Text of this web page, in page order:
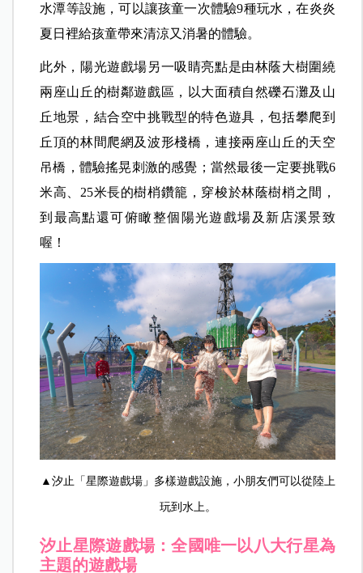
水潭等設施，可以讓孩童一次體驗9種玩水，在炎炎
夏日裡給孩童帶來清涼又消暑的體驗。
此外，陽光遊戲場另一吸睛亮點是由林蔭大樹圍繞
兩座山丘的樹鄰遊戲區，以大面積自然礫石灘及山
丘地景，結合空中挑戰型的特色遊具，包括攀爬到
丘頂的林間爬網及波形棧橋，連接兩座山丘的天空
吊橋，體驗搖晃刺激的感覺；當然最後一定要挑戰6
米高、25米長的樹梢鑽籠，穿梭於林蔭樹梢之間，
到最高點還可俯瞰整個陽光遊戲場及新店溪景致
喔！
▲汐止「星際遊戲場」多樣遊戲設施，小朋友們可以從陸上
玩到水上。
汐止星際遊戲場：全國唯一以八大行星為
主題的遊戲場